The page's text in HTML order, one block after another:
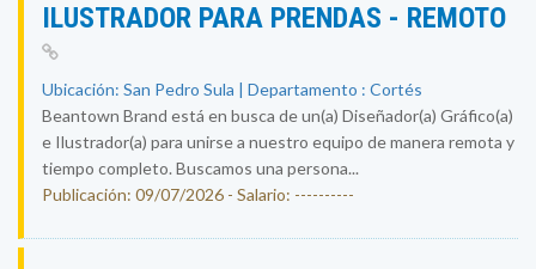
ILUSTRADOR PARA PRENDAS - REMOTO
Ubicación: San Pedro Sula | Departamento : Cortés
Beantown Brand está en busca de un(a) Diseñador(a) Gráfico(a)
e Ilustrador(a) para unirse a nuestro equipo de manera remota y
tiempo completo. Buscamos una persona...
Publicación: 09/07/2026 - Salario: ----------